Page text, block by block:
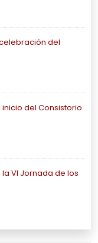
del
inicio del Consistorio
VI Jornada de los